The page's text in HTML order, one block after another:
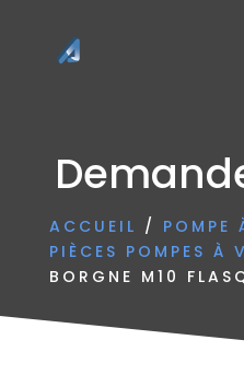
ACCUEIL / POMPE
PIÈCES POMPES À
BORGNE M10